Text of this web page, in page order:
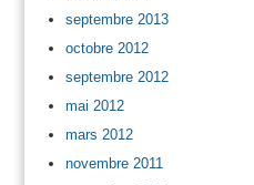
septembre 2013
octobre 2012
septembre 2012
mai 2012
mars 2012
novembre 2011